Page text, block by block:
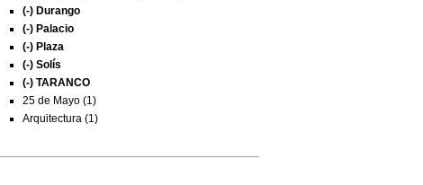
(-) Durango
(-) Palacio
(-) Plaza
(-) Solís
(-) TARANCO
25 de Mayo (1)
Arquitectura (1)